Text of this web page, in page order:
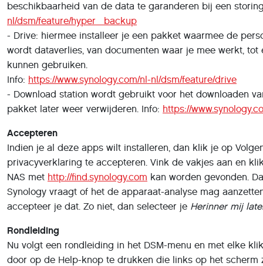
beschikbaarheid van de data te garanderen bij een
nl/dsm/feature/hyper_backup
- Drive: hiermee installeer je een pakket waarmee de
wordt dataverlies, van documenten waar je mee werkt,
kunnen gebruiken.
Info: https://www.synology.com/nl-nl/dsm/feature/drive
- Download station wordt gebruikt voor het downloaden
pakket later weer verwijderen. Info: https://
Accepteren
Indien je al deze apps wilt installeren, dan klik je op
privacyverklaring te accepteren. Vink de vakjes aan en
NAS met http://find.synology.com kan worden gevonden.
Synology vraagt of het de apparaat-analyse mag
accepteer je dat. Zo niet, dan selecteer je Herinner mij
Rondleiding
Nu volgt een rondleiding in het DSM-menu en met elke
door op de Help-knop te drukken die links op het scherm